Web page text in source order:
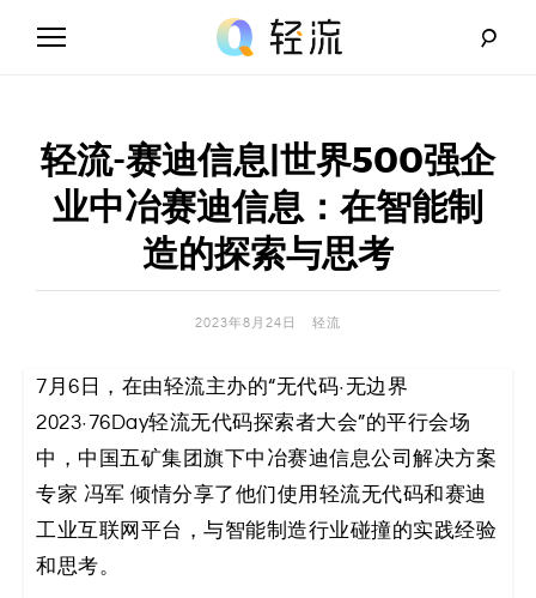
流
_
I
代
码
解
决
轻流-赛迪信息|世界500强企
业中冶赛迪信息：在智能制
造的探索与思考
2023年8月24日 轻流
7月6日，在由轻流主办的“无代码·无边界
2023·76Day轻流无代码探索者大会”的平行会场
中，中国五矿集团旗下中冶赛迪信息公司解决方案
专家 冯军 倾情分享了他们使用轻流无代码和赛迪
工业互联网平台，与智能制造行业碰撞的实践经验
和思考。